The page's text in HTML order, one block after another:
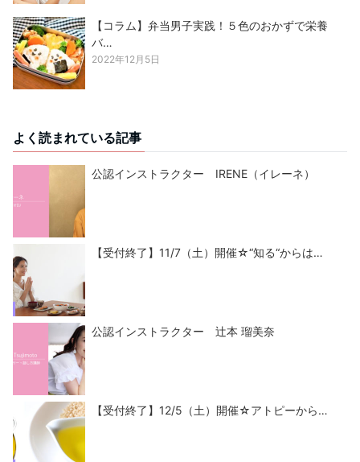
【コラム】弁当男子実践！５色のおかずで栄養
バ…
2022年12月5日
よく読まれている記事
公認インストラクター IRENE（イレーネ）
【受付終了】11/7（土）開催☆“知る“からは…
公認インストラクター 辻本 瑠美奈
【受付終了】12/5（土）開催☆アトピーから…